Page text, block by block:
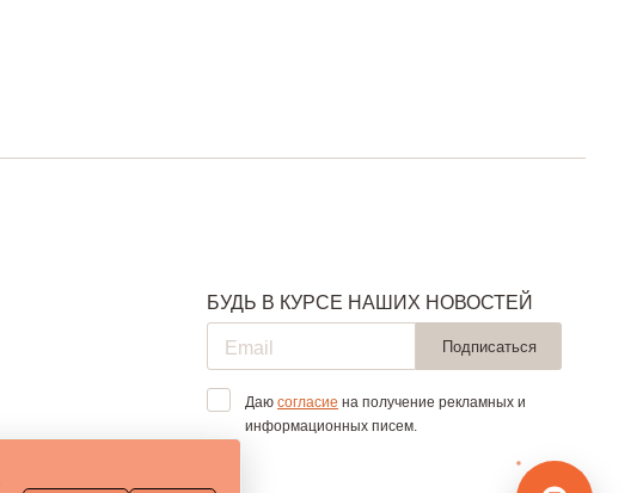
БУДЬ В КУРСЕ НАШИХ НОВОСТЕЙ
Подписаться
Даюсогласие на получение рекламных и
информационных писем.